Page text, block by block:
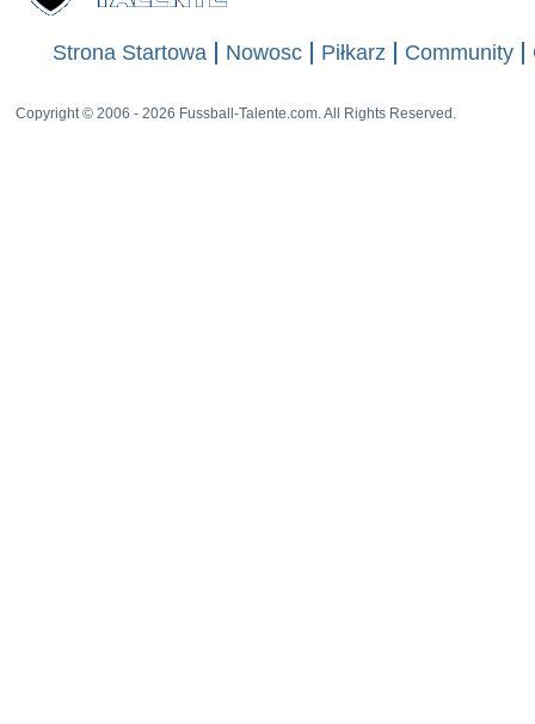
Strona Startowa Nowosc Piłkarz Community
Copyright © 2006 - 2026 Fussball-Talente.com. All Rights Reserved.